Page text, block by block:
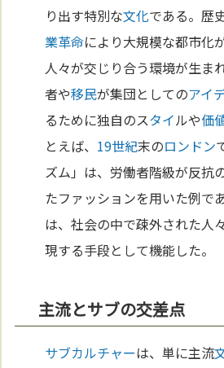
り出す特別な文化である。歴
業革命により大規模な都市化
人々が交じり合う環境が生ま
者や移民が集団としてのアイ
るために独自のスタイルや価
とえば、 19世紀末のロンドン
ズム」は、労働者階級が反抗
たファッションを用いた例で
は、社会の中で疎外された人
現する手段として機能した。
主流とサブの交差点
サブカルチャーは、単に主流